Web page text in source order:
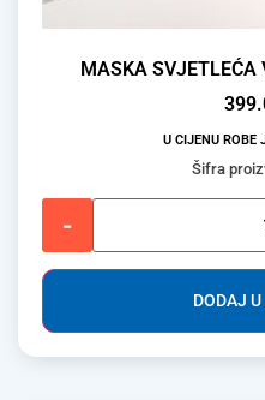
MASKA
U CIJENU ROBE
Šifra
-
DODAJ